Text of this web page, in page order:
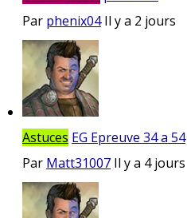
Par phenix04 Il y a 2 jours
Astuces EG Epreuve 34 a 54
Par Matt31007 Il y a 4 jours